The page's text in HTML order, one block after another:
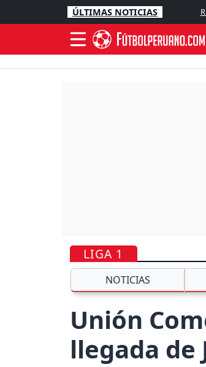
ÚLTIMAS NOTICIAS
LIGA 1
NOTICIAS
Unión
llegada de